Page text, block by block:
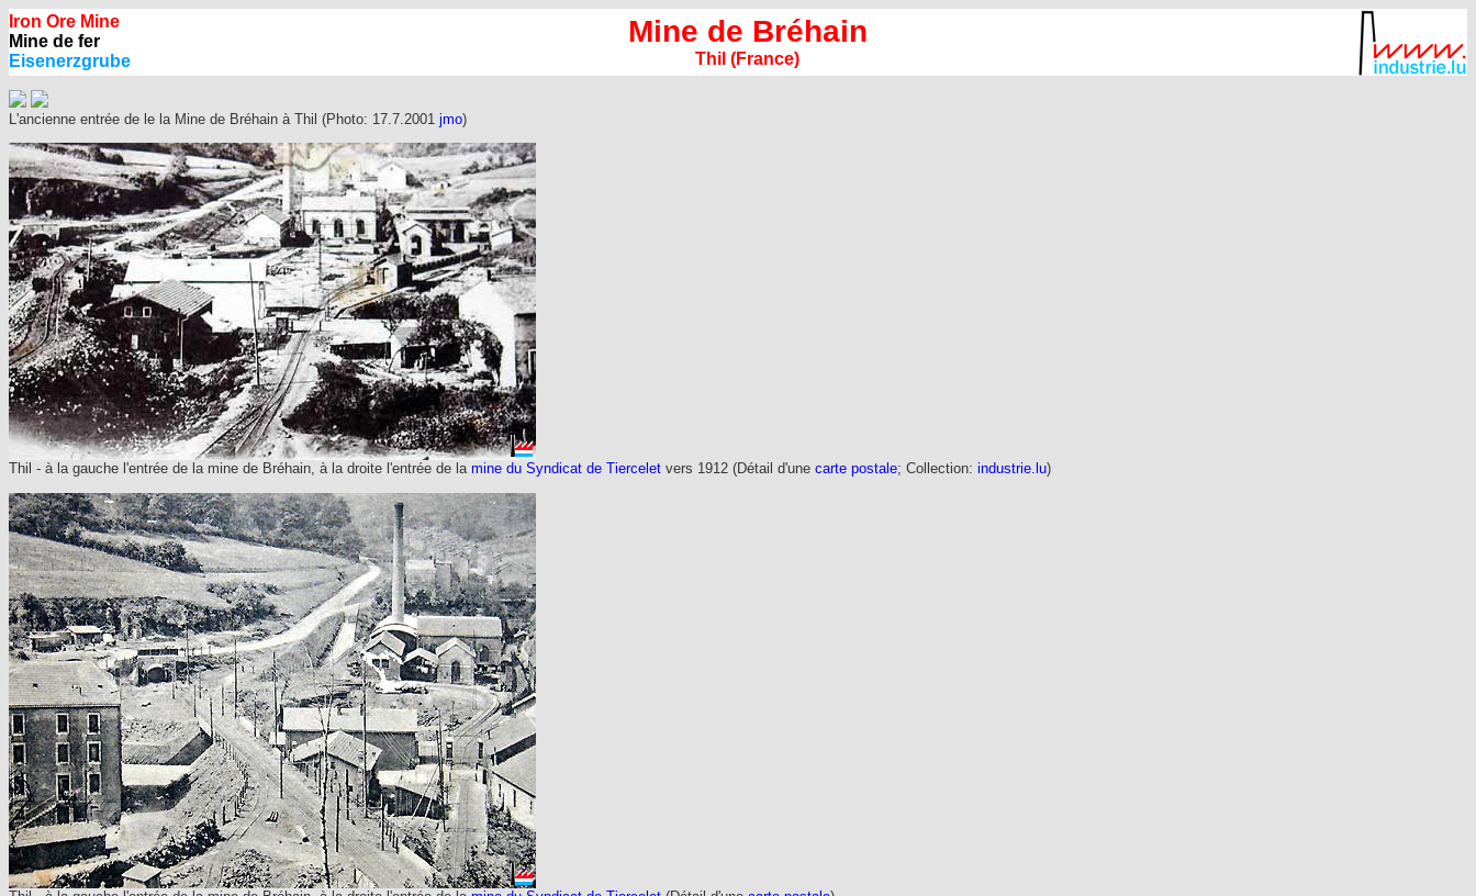
Iron Ore Mine
Mine de fer
Eisenerzgrube
Mine de Bréhain
Thil (France)
L'ancienne entrée de le la Mine de Bréhain à Thil (Photo: 17.7.2001 jmo)
Thil - à la gauche l'entrée de la mine de Bréhain, à la droite l'entrée de la mine du Syndicat de Tiercelet vers 1912 (Détail d'une carte postale; Collection: industrie.lu)